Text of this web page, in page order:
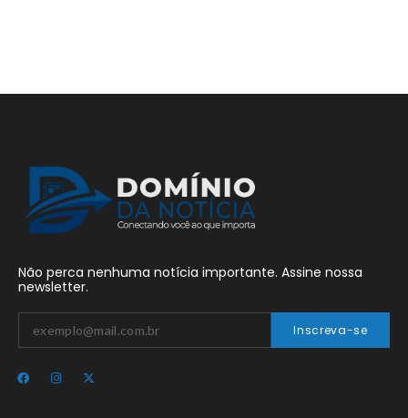
Não perca nenhuma notícia importante. Assine nossa
newsletter.
Inscreva-se